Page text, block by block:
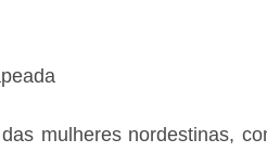
mulheres nordestinas,